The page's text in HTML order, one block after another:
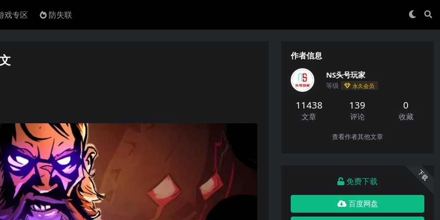
戏专区 防失联
作者信息
NS头号玩家
等级 永久会员
11438
文章
139
评论
0
收藏
查看作者其他文章
下载
免费下载
百度网盘